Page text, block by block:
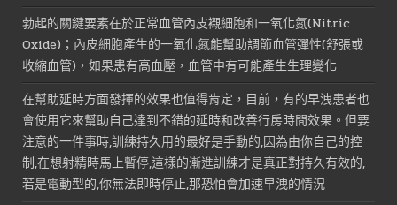
勃起的關鍵要素在於正常血管內皮襯細胞和一氧化氮(Nitric
Oxide)；內皮細胞產生的一氧化氮能幫助調節血管彈性(舒張或
收縮血管)，如果患有高血壓，血管中有可能產生生理變化
在幫助延時方面發揮的效果也值得肯定，目前，有的早洩患者也
會使用它來幫助自己達到不錯的延時和改善行房時間效果。但要
注意的一件事時,訓練持久用的最好是手動的,因為由你自己的控
制,在想射精時馬上暫停,這樣的漸進訓練才是真正對持久有效的,
若是電動型的,你無法即時停止,那恐怕會加速早洩的情況